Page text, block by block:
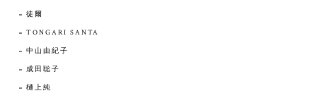
徒爾
TONGARI SANTA
中山由紀子
成田聡子
樋上純